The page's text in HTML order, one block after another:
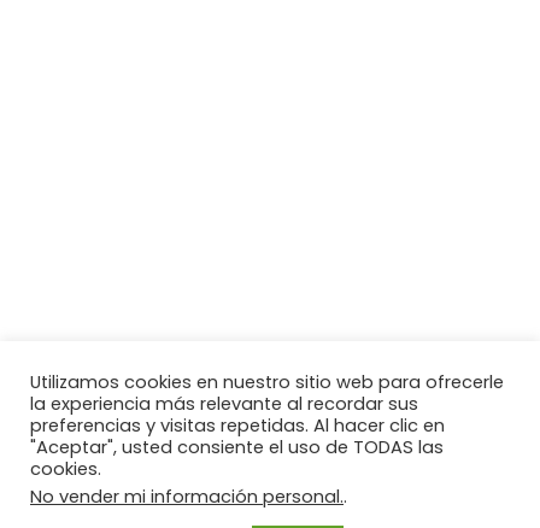
Utilizamos cookies en nuestro sitio web para ofrecerle
la experiencia más relevante al recordar sus
preferencias y visitas repetidas. Al hacer clic en
"Aceptar", usted consiente el uso de TODAS las
cookies.
No vender mi información personal..